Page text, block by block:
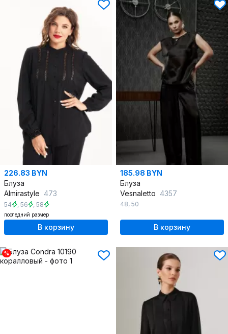
226.83 BYN
Блуза
Almirastyle 473
54 , 56 , 58
последний размер
В корзину
185.98 BYN
Блуза
Vesnaletto 4357
48, 50
В корзину
%